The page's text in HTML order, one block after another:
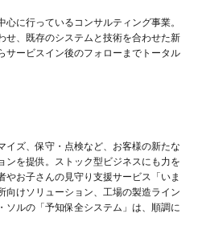
に行っているコンサルティング事業。
せ、既存のシステムと技術を合わせた新
サービスイン後のフォローまでトータル
イズ、保守・点検など、お客様の新たな
ンを提供。ストック型ビジネスにも力を
やお子さんの見守り支援サービス「いま
向けソリューション、工場の製造ライン
ソルの「予知保全システム」は、順調に